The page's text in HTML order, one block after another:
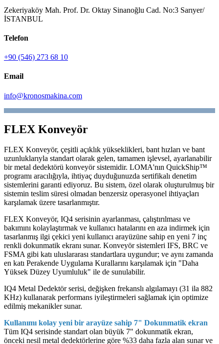
Zekeriyaköy Mah. Prof. Dr. Oktay Sinanoğlu Cad. No:3 Sarıyer/
İSTANBUL
Telefon
+90 (546) 273 68 10
Email
info@kronosmakina.com
FLEX Konveyör
FLEX Konveyör, çeşitli açıklık yükseklikleri, bant hızları ve bant
uzunluklarıyla standart olarak gelen, tamamen işlevsel, ayarlanabilir
bir metal dedektörü konveyör sistemidir. LOMA'nın QuickShip™
programı aracılığıyla, ihtiyaç duyduğunuzda sertifikalı denetim
sistemlerini garanti ediyoruz. Bu sistem, özel olarak oluşturulmuş bir
sistemin teslim süresi olmadan benzersiz operasyonel ihtiyaçları
karşılamak üzere tasarlanmıştır.
FLEX Konveyör, IQ4 serisinin ayarlanması, çalıştırılması ve
bakımını kolaylaştırmak ve kullanıcı hatalarını en aza indirmek için
tasarlanmış ilgi çekici yeni kullanıcı arayüzüne sahip en yeni 7 inç
renkli dokunmatik ekranı sunar. Konveyör sistemleri IFS, BRC ve
FSMA gibi katı uluslararası standartlara uygundur; ve aynı zamanda
en katı Perakende Uygulama Kurallarını karşılamak için "Daha
Yüksek Düzey Uyumluluk" ile de sunulabilir.
IQ4 Metal Dedektör serisi, değişken frekanslı algılamayı (31 ila 882
KHz) kullanarak performans iyileştirmeleri sağlamak için optimize
edilmiş mekanikler sunar.
Kullanımı kolay yeni bir arayüze sahip 7" Dokunmatik ekran
Tüm IQ4 serisinde standart olan büyük 7" dokunmatik ekran,
önceki nesil metal dedektörlerine göre %33 daha fazla alan sunar ve